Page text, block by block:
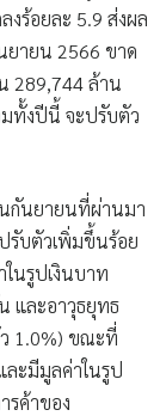
ร้อยละ 5.9 ส่งผล
ยายน 2566 ขาด
289,744 ล้าน
มทั้งปีนี้ จะปรับตัว
นกันยายนที่ผ่านมา
รับตัวเพิ่มขึ้นร้อย
นรูปเงินบาท
และอาวุธยุทธ
1.0%) ขณะที่
ละมีมูลค่าในรูป
รค้าของ